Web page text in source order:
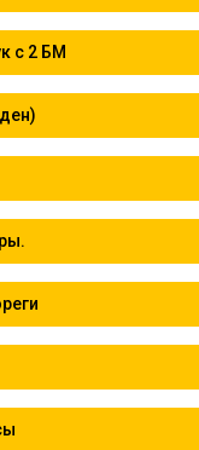
с 2 БМ